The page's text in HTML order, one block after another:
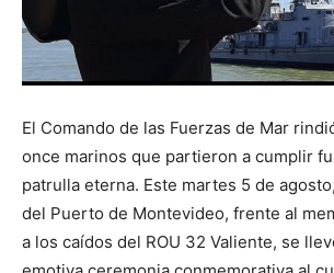
El Comando de las Fuerzas de Mar
once marinos que partieron a cumplir
patrulla eterna. Este martes 5 de
del Puerto de Montevideo, frente al
a los caídos del ROU 32 Valiente, se